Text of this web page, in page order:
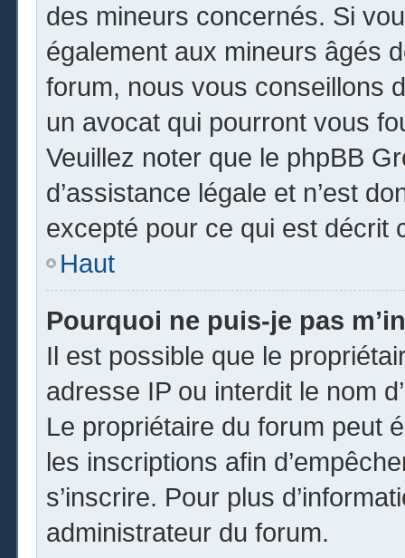
des mineurs concernés. Si
également aux mineurs âgés
forum, nous vous conseillons
un avocat qui pourront vous
Veuillez noter que le phpBB
d’assistance légale et n’est
excepté pour ce qui est décrit
Haut
Pourquoi ne puis-je pas
Il est possible que le
adresse IP ou interdit le nom
Le propriétaire du forum peut
les inscriptions afin
s’inscrire. Pour plus
administrateur du forum.